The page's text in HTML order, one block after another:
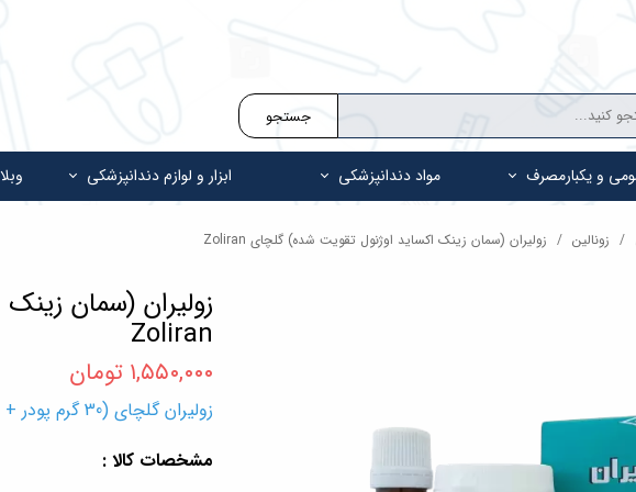
جستجو
و یکبارمصرف مواد دندانپزشکی ابزار و لوازم دندانپزشکی
زونالین زولیران (سمان زینک اکساید اوژنول تقویت شده) گلچای Zoliran
زولیران (سمان
Zoliran
۱,۵۵۰,۰۰۰ تومان
زولیران گلچای (30 گرم پودر + 18 میلی لیتر مایع) Golchai
مشخصات کالا :